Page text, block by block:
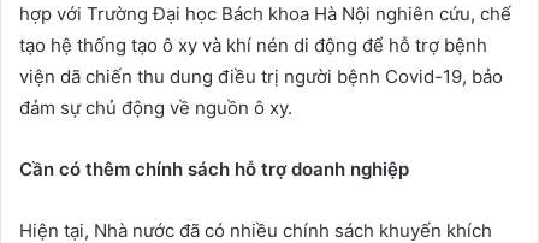
hợp với Trường Đại học Bách khoa Hà Nội nghiên cứu, chế
tạo hệ thống tạo ô xy và khí nén di động để hỗ trợ bệnh
viện dã chiến thu dung điều trị người bệnh Covid-19, bảo
đảm sự chủ động về nguồn ô xy.
Cần có thêm chính sách hỗ trợ doanh nghiệp
Hiện tại, Nhà nước đã có nhiều chính sách khuyến khích